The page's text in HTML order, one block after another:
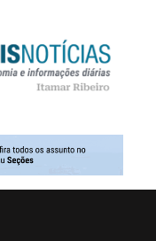
SALVADOR E